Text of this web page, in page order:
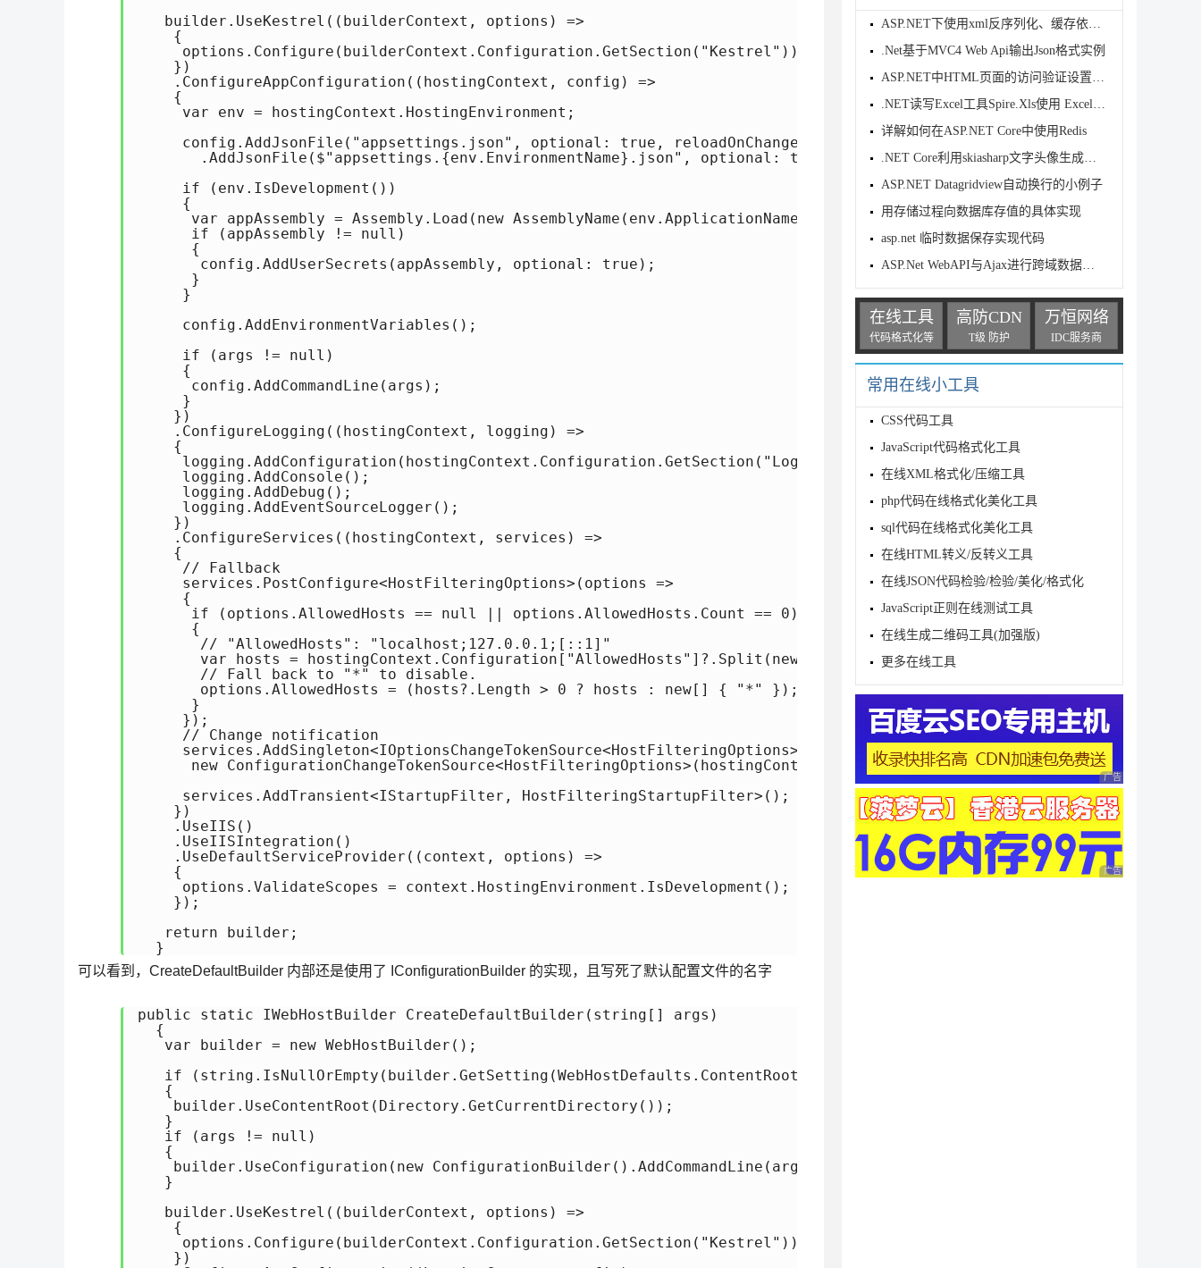
   builder.UseKestrel((builderContext, options) =>
    {
     options.Configure(builderContext.Configuration.GetSection("Kestrel"));
    })
    .ConfigureAppConfiguration((hostingContext, config) =>
    {
     var env = hostingContext.HostingEnvironment;
     config.AddJsonFile("appsettings.json", optional: true, reloadOnChange: true)
       .AddJsonFile($"appsettings.{env.EnvironmentName}.json", optional: true, reloadOnChange: true);
     if (env.IsDevelopment())
     {
      var appAssembly = Assembly.Load(new AssemblyName(env.ApplicationName));
      if (appAssembly != null)
      {
       config.AddUserSecrets(appAssembly, optional: true);
      }
     }
     config.AddEnvironmentVariables();
     if (args != null)
     {
      config.AddCommandLine(args);
     }
    })
    .ConfigureLogging((hostingContext, logging) =>
    {
     logging.AddConfiguration(hostingContext.Configuration.GetSection("Logging"));
     logging.AddConsole();
     logging.AddDebug();
     logging.AddEventSourceLogger();
    })
    .ConfigureServices((hostingContext, services) =>
    {
     // Fallback
     services.PostConfigure<HostFilteringOptions>(options =>
     {
      if (options.AllowedHosts == null || options.AllowedHosts.Count == 0)
      {
       // "AllowedHosts": "localhost;127.0.0.1;[::1]"
var hosts = hostingContext.Configuration["AllowedHosts"]?.Split(new[] { ';' },
       // Fall back to "*" to disable.
       options.AllowedHosts = (hosts?.Length > 0 ? hosts : new[] { "*" });
      }
     });
     // Change notification
     services.AddSingleton<IOptionsChangeTokenSource<HostFilteringOptions>>(
      new ConfigurationChangeTokenSource<HostFilteringOptions>(hostingContext.Configuration));
     services.AddTransient<IStartupFilter, HostFilteringStartupFilter>();
    })
    .UseIIS()
    .UseIISIntegration()
    .UseDefaultServiceProvider((context, options) =>
    {
     options.ValidateScopes = context.HostingEnvironment.IsDevelopment();
    });
   return builder;
  }
可以看到，CreateDefaultBuilder 内部还是使用了 IConfigurationBuilder 的实现，且写死了默认配置文件的名字
public static IWebHostBuilder CreateDefaultBuilder(string[] args)
  {
   var builder = new WebHostBuilder();
   if (string.IsNullOrEmpty(builder.GetSetting(WebHostDefaults.ContentRootKey)))
   {
    builder.UseContentRoot(Directory.GetCurrentDirectory());
   }
   if (args != null)
   {
    builder.UseConfiguration(new ConfigurationBuilder().AddCommandLine(args).Build());
   }
   builder.UseKestrel((builderContext, options) =>
    {
     options.Configure(builderContext.Configuration.GetSection("Kestrel"));
    })
ASP.NET下使用xml反序列化、缓存依赖实现个性化配置文件的实时生效
.Net基于MVC4 Web Api输出Json格式实例
ASP.NET中HTML页面的访问验证设置方法
.NET读写Excel工具Spire.Xls使用 Excel单元格控制(3)
详解如何在ASP.NET Core中使用Redis
.NET Core利用skiasharp文字头像生成方法教程（基于docke
ASP.NET Datagridview自动换行的小例子
用存储过程向数据库存值的具体实现
asp.net 临时数据保存实现代码
ASP.Net WebAPI与Ajax进行跨域数据交互时Cookies数据的
在线工具
代码格式化等
高防CDN
T级 防护
万恒网络
IDC服务商
常用在线小工具
CSS代码工具
JavaScript代码格式化工具
在线XML格式化/压缩工具
php代码在线格式化美化工具
sql代码在线格式化美化工具
在线HTML转义/反转义工具
在线JSON代码检验/检验/美化/格式化
JavaScript正则在线测试工具
在线生成二维码工具(加强版)
更多在线工具
广告 商业广告，理性
广告 商业广告，理性